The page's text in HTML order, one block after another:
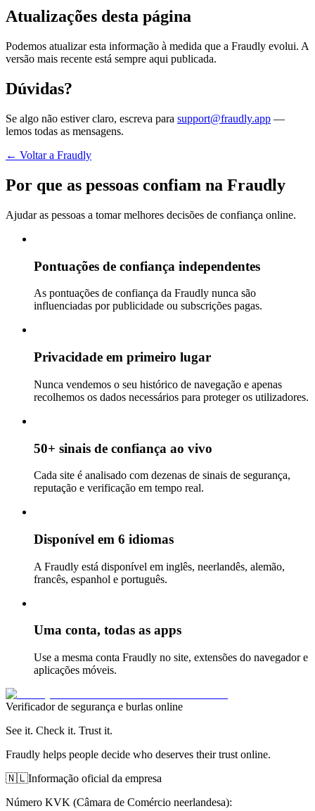
Atualizações desta página
Podemos atualizar esta informação à medida que a Fraudly evolui. A
versão mais recente está sempre aqui publicada.
Dúvidas?
Se algo não estiver claro, escreva para support@fraudly.app —
lemos todas as mensagens.
← Voltar a Fraudly
Por que as pessoas confiam na Fraudly
Ajudar as pessoas a tomar melhores decisões de confiança online.
Pontuações de confiança independentes
As pontuações de confiança da Fraudly nunca são
influenciadas por publicidade ou subscrições pagas.
Privacidade em primeiro lugar
Nunca vendemos o seu histórico de navegação e apenas
recolhemos os dados necessários para proteger os utilizadores.
50+ sinais de confiança ao vivo
Cada site é analisado com dezenas de sinais de segurança,
reputação e verificação em tempo real.
Disponível em 6 idiomas
A Fraudly está disponível em inglês, neerlandês, alemão,
francês, espanhol e português.
Uma conta, todas as apps
Use a mesma conta Fraudly no site, extensões do navegador e
aplicações móveis.
Verificador de segurança e burlas online
See it. Check it. Trust it.
Fraudly helps people decide who deserves their trust online.
🇳🇱Informação oficial da empresa
Número KVK (Câmara de Comércio neerlandesa):